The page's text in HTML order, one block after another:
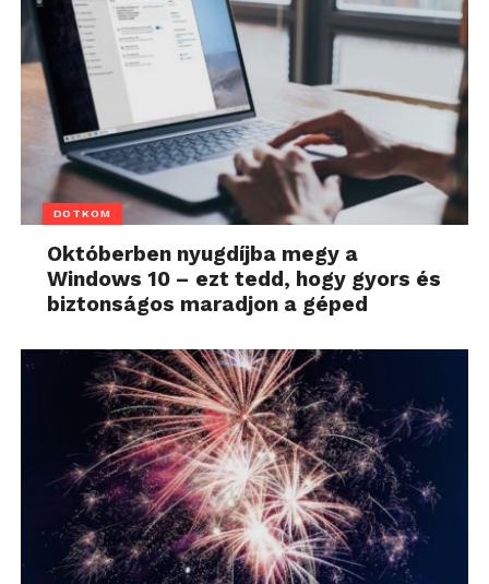
DOTKOM
Októberben nyugdíjba megy a
Windows 10 – ezt tedd, hogy gyors és
biztonságos maradjon a géped